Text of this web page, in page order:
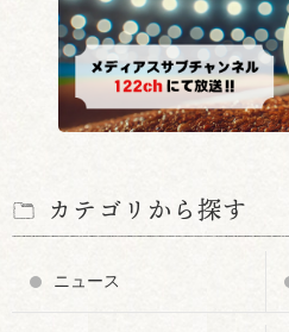
カテゴリから探す
ニュース